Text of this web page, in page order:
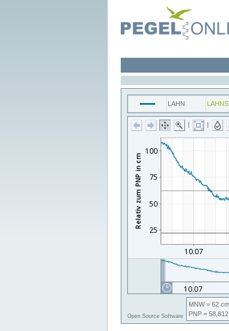
LAHN
| |
Open Source Software
MNW= 62 cm,
PNP = 58,812